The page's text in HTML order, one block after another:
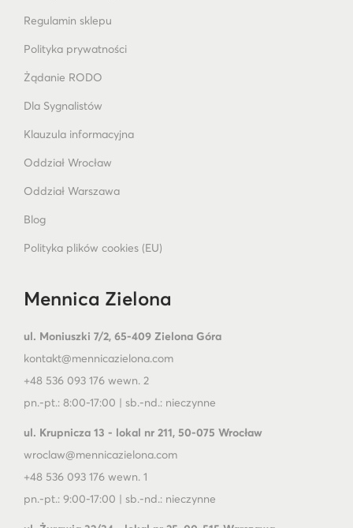
Regulamin sklepu
Polityka prywatności
Żądanie RODO
Dla Sygnalistów
Klauzula informacyjna
Oddział Wrocław
Oddział Warszawa
Blog
Polityka plików cookies (EU)
Mennica Zielona
ul. Moniuszki 7/2, 65-409 Zielona Góra
kontakt@mennicazielona.com
+48 536 093 176 wewn. 2
pn.-pt.: 8:00-17:00 | sb.-nd.: nieczynne
ul. Krupnicza 13 - lokal nr 211, 50-075 Wrocław
wroclaw@mennicazielona.com
+48 536 093 176 wewn. 1
pn.-pt.: 9:00-17:00 | sb.-nd.: nieczynne